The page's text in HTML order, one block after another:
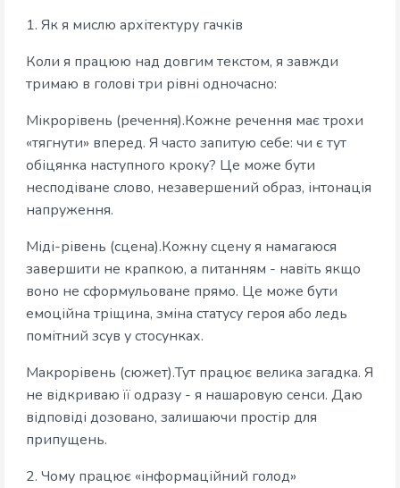
1. Як я мислю архітектуру гачків
Коли я працюю над довгим текстом, я завжди
тримаю в голові три рівні одночасно:
Мікрорівень (речення).Кожне речення має трохи
«тягнути» вперед. Я часто запитую себе: чи є тут
обіцянка наступного кроку? Це може бути
несподіване слово, незавершений образ, інтонація
напруження.
Міді-рівень (сцена).Кожну сцену я намагаюся
завершити не крапкою, а питанням - навіть якщо
воно не сформульоване прямо. Це може бути
емоційна тріщина, зміна статусу героя або ледь
помітний зсув у стосунках.
Макрорівень (сюжет).Тут працює велика загадка. Я
не відкриваю її одразу - я нашаровую сенси. Даю
відповіді дозовано, залишаючи простір для
припущень.
2. Чому працює «інформаційний голод»